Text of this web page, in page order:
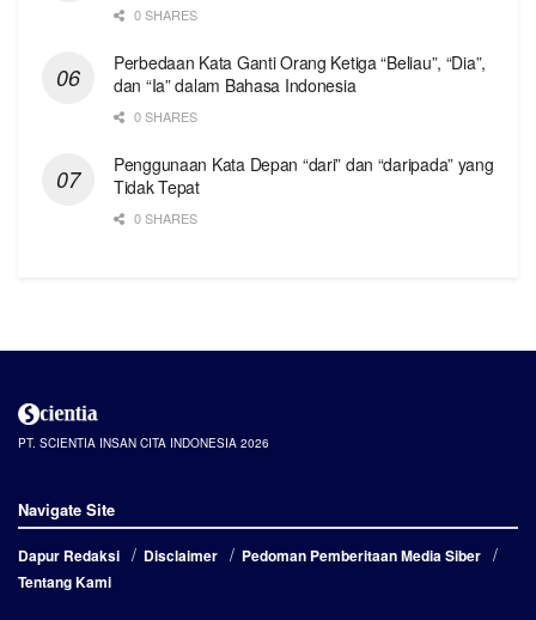
0 SHARES
Perbedaan Kata Ganti Orang Ketiga “Beliau”, “Dia”,
dan “Ia” dalam Bahasa Indonesia
0 SHARES
Penggunaan Kata Depan “dari” dan “daripada” yang
Tidak Tepat
0 SHARES
PT. SCIENTIA INSAN CITA INDONESIA 2026
Navigate Site
Dapur Redaksi Disclaimer
Pedoman Pemberitaan Media Siber
Tentang Kami